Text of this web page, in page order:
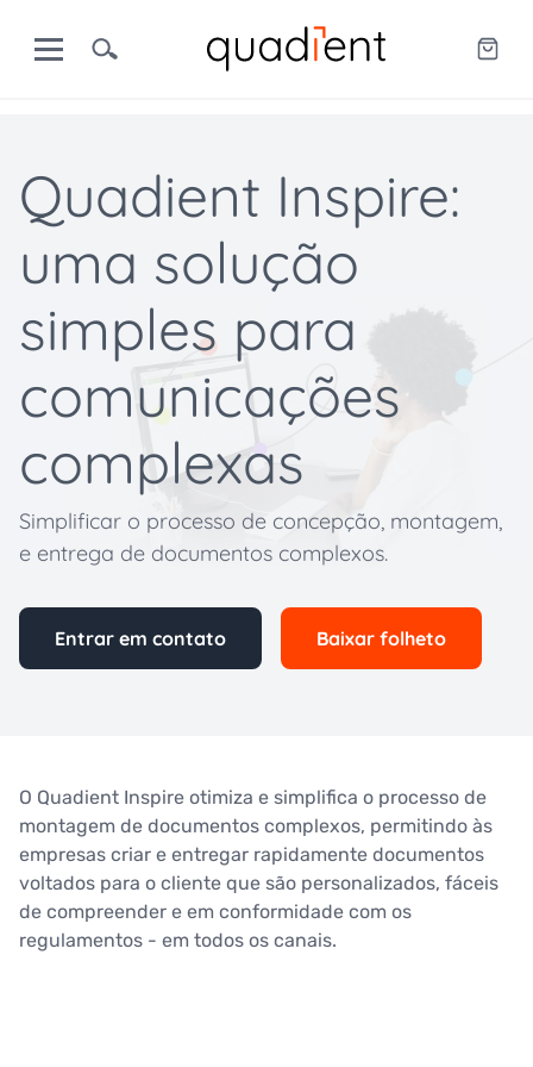
Quadient Inspire:
uma solução
simples para
comunicações
complexas
Simplificar o processo de concepção, montagem,
e entrega de documentos complexos.
Entrar em contato Baixar folheto
O Quadient Inspire otimiza e simplifica o processo de
montagem de documentos complexos, permitindo às
empresas criar e entregar rapidamente documentos
voltados para o cliente que são personalizados, fáceis
de compreender e em conformidade com os
regulamentos - em todos os canais.